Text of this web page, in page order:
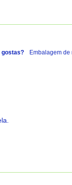
gostas? Embalagem de